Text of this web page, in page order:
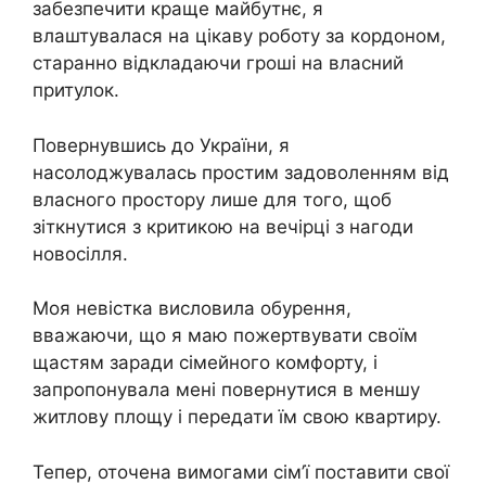
забезпечити краще майбутнє, я
влаштувалася на цікаву роботу за кордоном,
старанно відкладаючи гроші на власний
притулок.
Повернувшись до України, я
насолоджувалась простим задоволенням від
власного простору лише для того, щоб
зіткнутися з критикою на вечірці з нагоди
новосілля.
Моя невістка висловила обурення,
вважаючи, що я маю пожертвувати своїм
щастям заради сімейного комфорту, і
запропонувала мені повернутися в меншу
житлову площу і передати їм свою квартиру.
Тепер, оточена вимогами сім’ї поставити свої